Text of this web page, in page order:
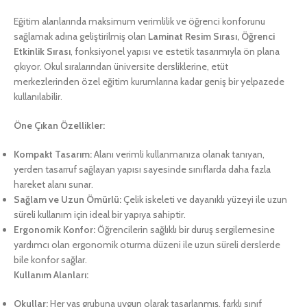
Eğitim alanlarında maksimum verimlilik ve öğrenci konforunu
sağlamak adına geliştirilmiş olan Laminat Resim Sırası, Öğrenci
Etkinlik Sırası, fonksiyonel yapısı ve estetik tasarımıyla ön plana
çıkıyor. Okul sıralarından üniversite dersliklerine, etüt
merkezlerinden özel eğitim kurumlarına kadar geniş bir yelpazede
kullanılabilir.
Öne Çıkan Özellikler:
Kompakt Tasarım:Alanı verimli kullanmanıza olanak tanıyan,
yerden tasarruf sağlayan yapısı sayesinde sınıflarda daha fazla
hareket alanı sunar.
Sağlam ve Uzun Ömürlü:Çelik iskeleti ve dayanıklı yüzeyi ile uzun
süreli kullanım için ideal bir yapıya sahiptir.
Ergonomik Konfor:Öğrencilerin sağlıklı bir duruş sergilemesine
yardımcı olan ergonomik oturma düzeni ile uzun süreli derslerde
bile konfor sağlar.
Kullanım Alanları:
Okullar:Her yaş grubuna uygun olarak tasarlanmış, farklı sınıf